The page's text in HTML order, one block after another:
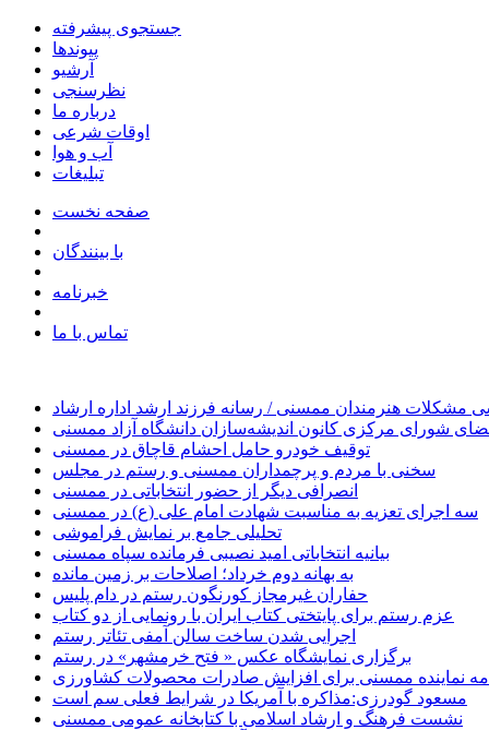
جستجوی پیشرفته
پیوندها
آرشیو
نظرسنجی
درباره ما
اوقات شرعی
آب و هوا
تبلیغات
صفحه نخست
با بینندگان
خبرنامه
تماس با ما
مشکلات هنرمندان ممسنی / رسانه فرزند ارشد اداره ارشاد
شورای مرکزی کانون اندیشه‌سازان دانشگاه آزاد ممسنی
توقیف خودرو حامل احشام قاچاق در ممسنی
سخنی با مردم و پرچمداران ممسنی و رستم در مجلس
انصرافی دیگر از حضور انتخاباتی در ممسنی
سه اجرای تعزیه به مناسبت شهادت امام علی (ع) در ممسنی
تحلیلی جامع بر نمایش فراموشی
بیانیه انتخاباتی امید نصیبی فرمانده سپاه ممسنی
به بهانه دوم خرداد؛ اصلاحات بر زمین مانده
حفاران غیرمجاز کورنگون رستم در دام پلیس
عزم رستم برای پایتختی کتاب ایران با رونمایی از دو کتاب
اجرایی شدن ساخت سالن آمفی تئاتر رستم
برگزاری نمایشگاه عکس « فتح خرمشهر» در رستم
نماینده ممسنی برای افزایش صادرات محصولات کشاورزی
مسعود گودرزی:مذاکره با آمریکا در شرایط فعلی سم است
نشست فرهنگ و ارشاد اسلامی با کتابخانه عمومی ممسنی